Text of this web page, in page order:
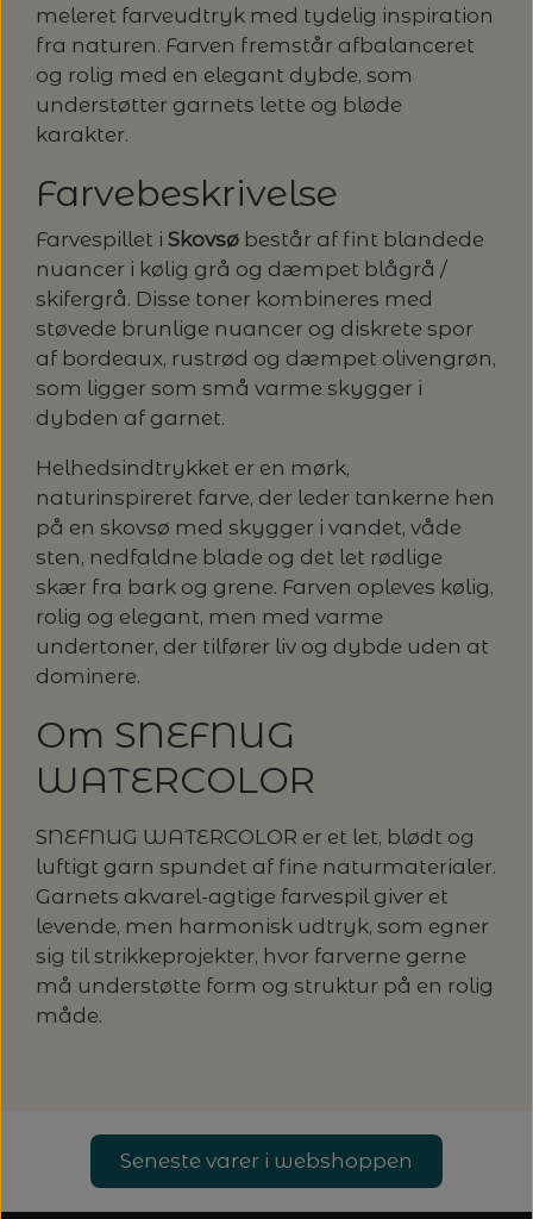
SPAR 40% - GLERUPS STØVLER BØRN (STR.
19 - 23)
PERMIN: SPAR 30% PÅ ALLE
20%
PERMIN
PETITEKNIT
RAUMA
SUSIE HAUMANN
MAGMA
SAKSE
TRYKLÅSE
meleret farveudtryk med tydelig inspiration
fra naturen. Farven fremstår afbalanceret
og rolig med en elegant dybde, som
understøtter garnets lette og bløde
karakter.
Farvebeskrivelse
Farvespillet i Skovsø består af fint blandede
nuancer i kølig grå og dæmpet blågrå /
skifergrå. Disse toner kombineres med
støvede brunlige nuancer og diskrete spor
af bordeaux, rustrød og dæmpet olivengrøn,
som ligger som små varme skygger i
dybden af garnet.
Helhedsindtrykket er en mørk,
naturinspireret farve, der leder tankerne hen
på en skovsø med skygger i vandet, våde
sten, nedfaldne blade og det let rødlige
skær fra bark og grene. Farven opleves kølig,
rolig og elegant, men med varme
undertoner, der tilfører liv og dybde uden at
dominere.
Om SNEFNUG
WATERCOLOR
SNEFNUG WATERCOLOR er et let, blødt og
luftigt garn spundet af fine naturmaterialer.
Garnets akvarel-agtige farvespil giver et
levende, men harmonisk udtryk, som egner
sig til strikkeprojekter, hvor farverne gerne
må understøtte form og struktur på en rolig
måde.
Seneste varer i webshoppen